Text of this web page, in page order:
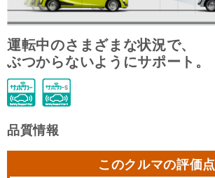
運転中のさまざまな状況で、
ぶつからないようにサポート。
品質情報
このクルマの評価点